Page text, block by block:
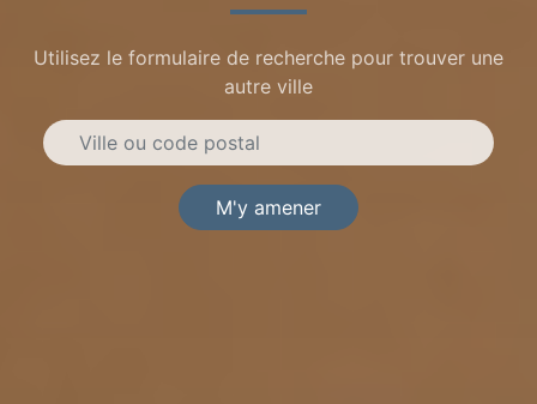
Utilisez le formulaire de recherche pour trouver une
autre ville
M'y amener